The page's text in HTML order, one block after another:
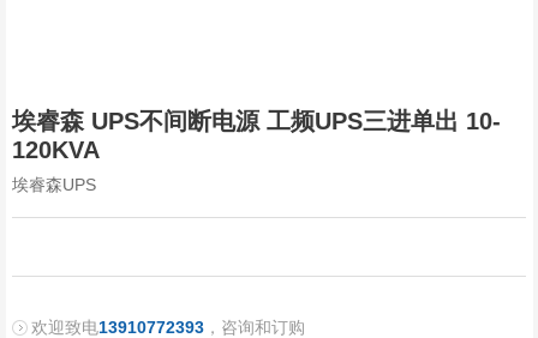
埃睿森 UPS不间断电源 工频UPS三进单出 10-
120KVA
埃睿森UPS
欢迎致电13910772393 ，咨询和订购